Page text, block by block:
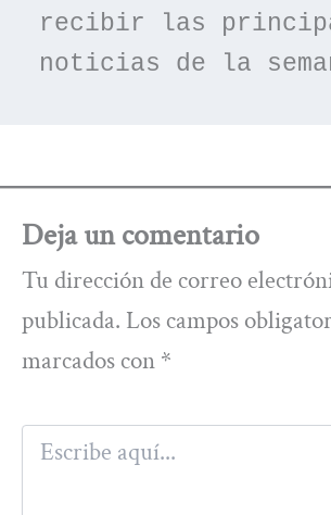
recibir las
noticias de la
Deja un comentario
Tu dirección de correo
publicada. Los campos
marcados con *
Escribe
aquí...